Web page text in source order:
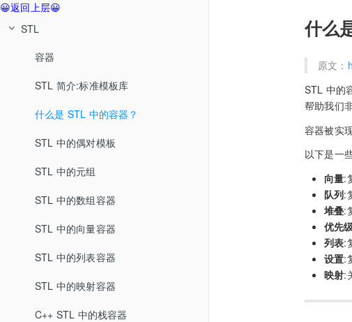
😀返回上层😀
STL
容器
STL 简介:标准模板库
什么是 STL 中的容器？
STL 中的偶对模板
STL 中的元组
STL 中的数组容器
STL 中的向量容器
STL 中的列表容器
STL 中的映射容器
C++ STL 中的栈容器
什么
原文：
STL 中的
帮助我们
容器被实
以下是一
向量:
队列:
堆叠:
优先
列表:
设置:
映射: